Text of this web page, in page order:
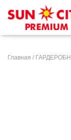
Главная / ГАРДЕРОБНІ